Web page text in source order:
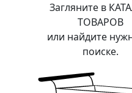
Загляните в
ТОВАРОВ
или найдите
поиске.